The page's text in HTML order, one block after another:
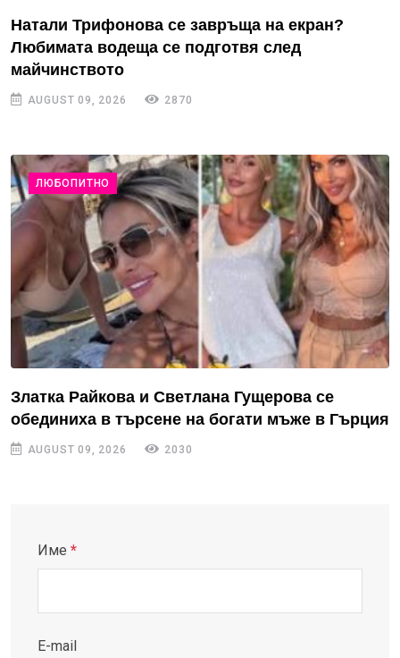
Натали Трифонова се завръща на екран?
Любимата водеща се подготвя след
майчинството
AUGUST 09, 2026 2870
ЛЮБОПИТНО
Златка Райкова и Светлана Гущерова се
обединиха в търсене на богати мъже в Гърция
AUGUST 09, 2026 2030
Име *
E-mail